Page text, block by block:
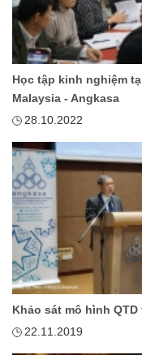
Học tập kinh nghiệm
Malaysia - Angkasa
28.10.2022
Khảo sát mô hình QTD
22.11.2019